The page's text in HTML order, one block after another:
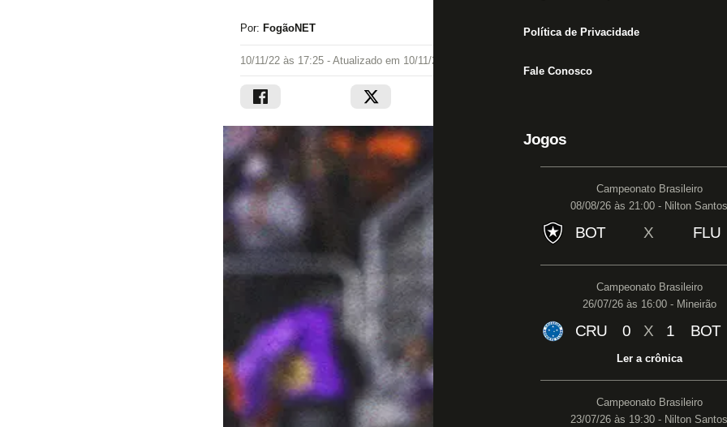
Política de Privacidade
Fale Conosco
Jogos
Campeonato Brasileiro
08/08/26 às 21:00 - Nilton Santos
BOT X FLU
Campeonato Brasileiro
26/07/26 às 16:00 - Mineirão
CRU 0 X 1 BOT
Ler a crônica
Campeonato Brasileiro
23/07/26 às 19:30 - Nilton Santos
Por: FogãoNET
10/11/22 às 17:25 - Atualizado em 10/11/22 às 17:25